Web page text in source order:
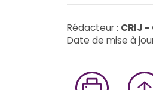
Rédacteur : CRIJ
Date de mise à